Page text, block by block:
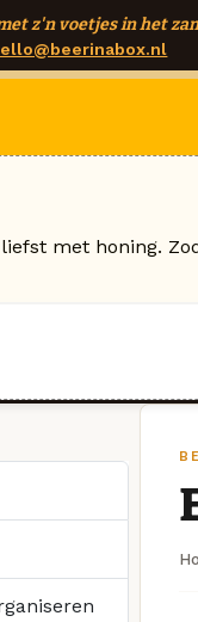
z'n voetjes in het
liefst met honing.